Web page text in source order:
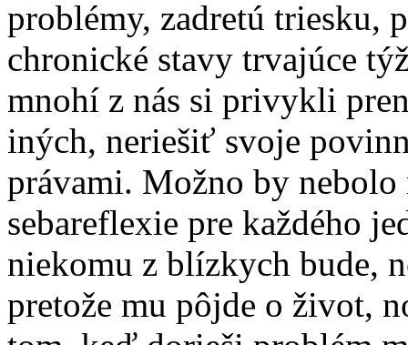
problémy, zadretú triesku,
chronické stavy trvajúce
mnohí z nás si privykli
iných, neriešiť svoje
právami. Možno by
sebareflexie pre každého
niekomu z blízkych bude,
pretože mu pôjde o život,